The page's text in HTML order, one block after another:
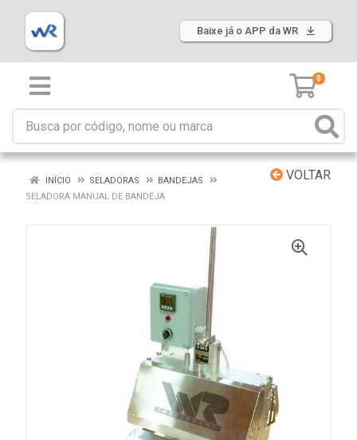
Baixe já o APP da WR
0
VOLTAR
INÍCIO SELADORAS
BANDEJAS
SELADORA MANUAL DE BANDEJA